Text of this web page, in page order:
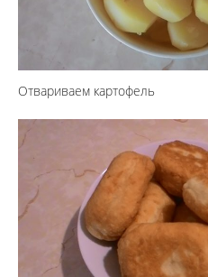
Отвариваем картофель